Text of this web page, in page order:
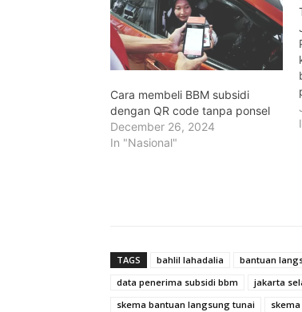
Cara membeli BBM subsidi
dengan QR code tanpa ponsel
December 26, 2024
In "Nasional"
TAGS bahlil lahadalia bantuan
data penerima subsidi bbm
jakarta
skema bantuan langsung tunai